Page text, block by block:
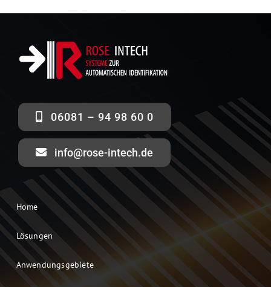
06081 – 94 98 60 0
info@rose-intech.de
Home
Lösungen
Anwendungsgebiete